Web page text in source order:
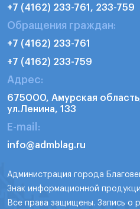
+7 (4162) 233-761, 233-759
Обращения граждан:
+7 (4162) 233-761
+7 (4162) 233-759
Адрес:
675000, Амурская
ул.Ленина, 133
E-mail:
info@admblag.ru
Администрация города
Знак информационной
Все права защищены. Запись